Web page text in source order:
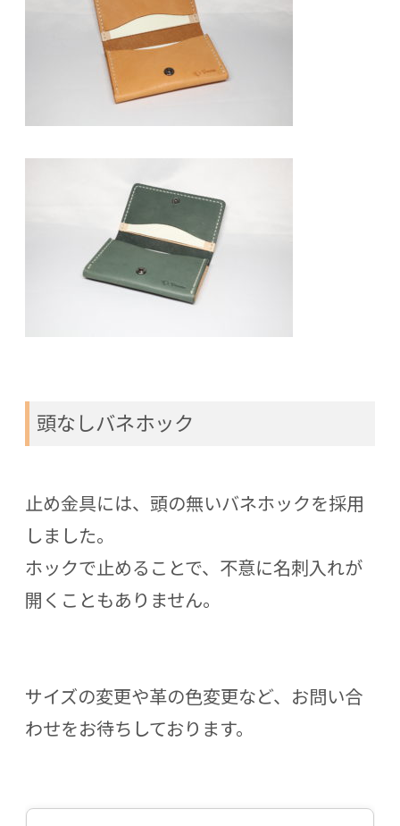
頭なしバネホック
止め金具には、頭の無いバネホックを採用
しました。
ホックで止めることで、不意に名刺入れが
開くこともありません。
サイズの変更や革の色変更など、お問い合
わせをお待ちしております。